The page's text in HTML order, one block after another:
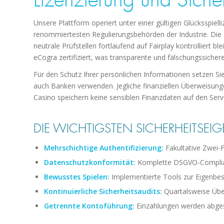
Unsere Plattform operiert unter einer gültigen
renommiertesten Regulierungsbehörden der Industrie.
neutrale Prüfstellen fortlaufend auf Fairplay kontrolliert
eCogra zertifiziert, was transparente und
Für den Schutz Ihrer persönlichen Informationen setzen
auch Banken verwenden. Jegliche finanziellen
Casino speichern keine sensiblen Finanzdaten auf den
DIE WICHTIGSTEN
Mehrschichtige Authentifizierung: Fakultative
Datenschutzkonformität: Komplette DSGVO-
Bewusstes Spielen: Implementierte Tools zur
Kontinuierliche Sicherheitsaudits: Quartalsweise
Getrennte Kontoführung: Einzahlungen werden